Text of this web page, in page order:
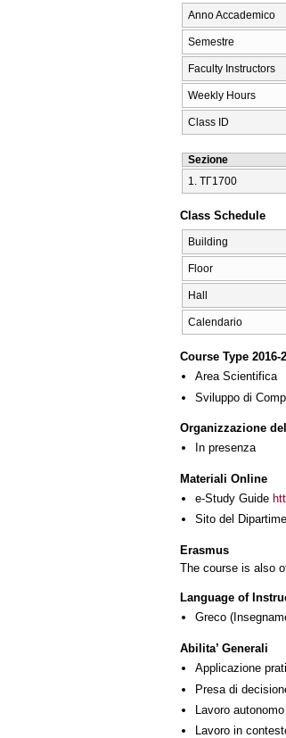
Anno Accademico
Semestre
Faculty Instructors
Weekly Hours
Class ID
Sezione
1. ΤΓ1700
Class Schedule
Building
Floor
Hall
Calendario
Course Type 2016-
Area Scientifica
Sviluppo di
Organizzazione
In presenza
Materiali Online
e-Study Guide
Sito del
Erasmus
The course is also
Language of
Greco
Abilita’ Generali
Applicazione
Presa di
Lavoro autonomo
Lavoro in